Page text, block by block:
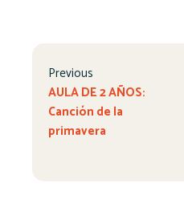
Previous
AULA DE 2 AÑOS:
Canción de la
primavera